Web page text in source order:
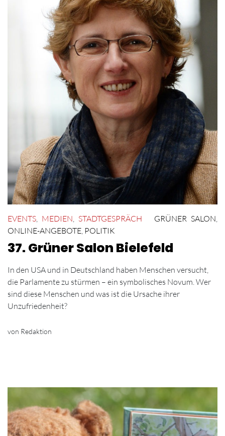
EVENTS MEDIEN STADTGESPRÄCH GRÜNER SALON
ONLINE-ANGEBOTE POLITIK
37. Grüner Salon Bielefeld
In den USA und in Deutschland haben Menschen versucht,
die Parlamente zu stürmen – ein symbolisches Novum. Wer
sind diese Menschen und was ist die Ursache ihrer
Unzufriedenheit?
von Redaktion